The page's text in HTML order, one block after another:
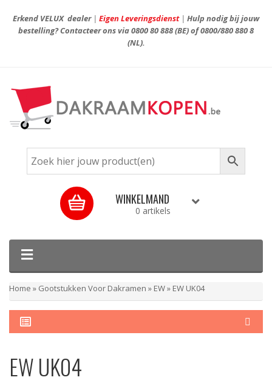
Erkend VELUX dealer| Eigen Leveringsdienst| Hulp nodig bij jouw
bestelling? Contacteer ons via0800 80 888(BE) of0800/880 880 8
(NL).
WINKELMAND
0 artikels
Home » Gootstukken Voor Dakramen » EW» EW UK04
EW UK04